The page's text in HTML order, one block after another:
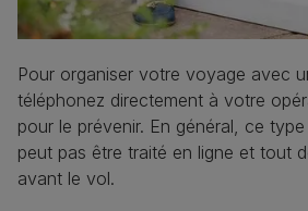
Pour organiser votre voyage avec
téléphonez directement à votre
pour le prévenir. En général, ce
peut pas être traité en ligne et tout
avant le vol.